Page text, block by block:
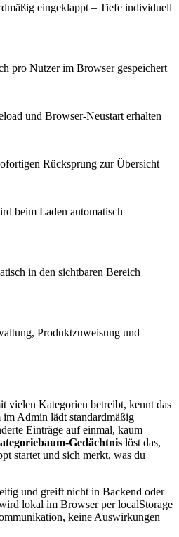
eingeklappt – Tiefe individuell
pro Nutzer im Browser gespeichert
und Browser-Neustart erhalten
Rücksprung zur Übersicht
beim Laden automatisch
in den sichtbaren Bereich
Produktzuweisung und
vielen Kategorien betreibt, kennt das
Admin lädt standardmäßig
Einträge auf einmal, kaum
Gedächtnis löst das,
startet und sich merkt, was du
und greift nicht in Backend oder
lokal im Browser per localStorage
keine Auswirkungen